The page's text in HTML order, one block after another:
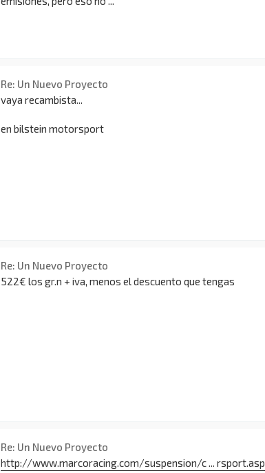
Re: Un Nuevo Proyecto
vaya recambista...
en bilstein motorsport
Re: Un Nuevo Proyecto
522€ los gr.n + iva, menos el descuento que tengas
Re: Un Nuevo Proyecto
http://www.marcoracing.com/suspension/c ... rsport.asp